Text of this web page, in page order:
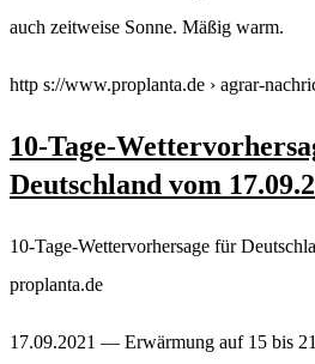
auch zeitweise Sonne. Mäßig warm.
http s://www.proplanta.de › agrar-
10-Tage-
Deutschland vom
10-Tage-Wettervorhersage für
proplanta.de
17.09.2021 — Erwärmung auf 15 bis